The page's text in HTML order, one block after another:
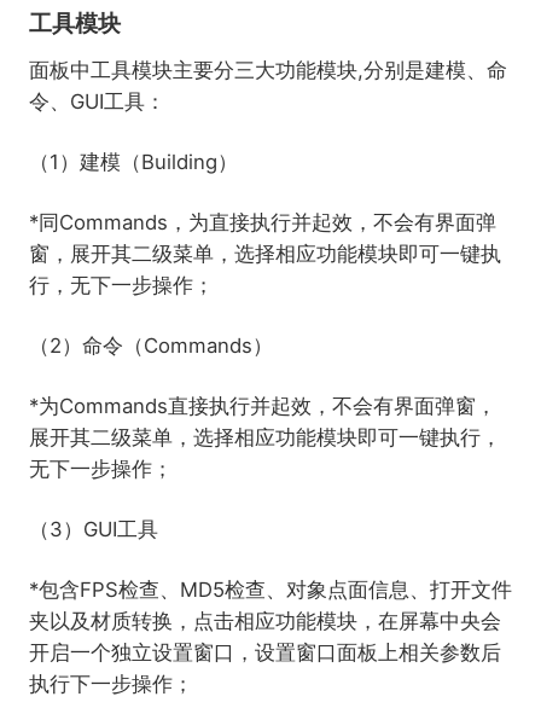
工具模块
面板中工具模块主要分三大功能模块,分别是建模、命
令、GUI工具：
（1）建模（Building）
*同Commands，为直接执行并起效，不会有界面弹
窗，展开其二级菜单，选择相应功能模块即可一键执
行，无下一步操作；
（2）命令（Commands）
*为Commands直接执行并起效，不会有界面弹窗，
展开其二级菜单，选择相应功能模块即可一键执行，
无下一步操作；
（3）GUI工具
*包含FPS检查、MD5检查、对象点面信息、打开文件
夹以及材质转换，点击相应功能模块，在屏幕中央会
开启一个独立设置窗口，设置窗口面板上相关参数后
执行下一步操作；